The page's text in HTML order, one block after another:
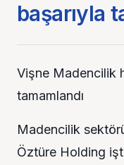
başarıyla
Vişne Madencilik
tamamlandı
Madencilik
Öztüre Holding